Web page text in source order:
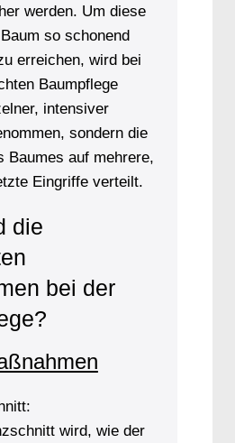
werden. Um diese
so schonend
erreichen, wird bei
Baumpflege
intensiver
sondern die
Baumes auf mehrere,
Eingriffe verteilt.
die
bei der
wird, wie der